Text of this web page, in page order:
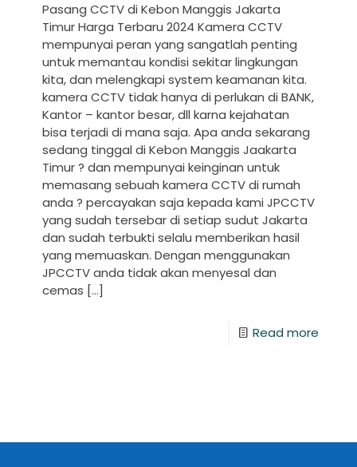
Pasang CCTV di Kebon Manggis Jakarta
Timur Harga Terbaru 2024 Kamera CCTV
mempunyai peran yang sangatlah penting
untuk memantau kondisi sekitar lingkungan
kita, dan melengkapi system keamanan kita.
kamera CCTV tidak hanya di perlukan di BANK,
Kantor – kantor besar, dll karna kejahatan
bisa terjadi di mana saja. Apa anda sekarang
sedang tinggal di Kebon Manggis Jaakarta
Timur ? dan mempunyai keinginan untuk
memasang sebuah kamera CCTV di rumah
anda ? percayakan saja kepada kami JPCCTV
yang sudah tersebar di setiap sudut Jakarta
dan sudah terbukti selalu memberikan hasil
yang memuaskan. Dengan menggunakan
JPCCTV anda tidak akan menyesal dan
cemas […]
Read more